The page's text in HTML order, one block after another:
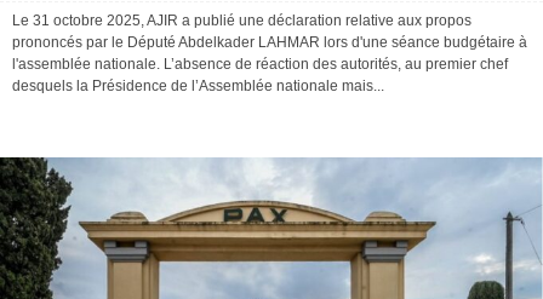
Le 31 octobre 2025, AJIR a publié une déclaration relative aux propos
prononcés par le Député Abdelkader LAHMAR lors d'une séance budgétaire à
l'assemblée nationale. L’absence de réaction des autorités, au premier chef
desquels la Présidence de l’Assemblée nationale mais...